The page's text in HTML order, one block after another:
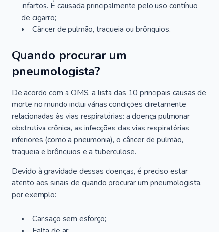
infartos. É causada principalmente pelo uso contínuo
de cigarro;
Câncer de pulmão, traqueia ou brônquios.
Quando procurar um
pneumologista?
De acordo com a OMS, a lista das 10 principais causas de
morte no mundo inclui várias condições diretamente
relacionadas às vias respiratórias: a doença pulmonar
obstrutiva crônica, as infecções das vias respiratórias
inferiores (como a pneumonia), o câncer de pulmão,
traqueia e brônquios e a tuberculose.
Devido à gravidade dessas doenças, é preciso estar
atento aos sinais de quando procurar um pneumologista,
por exemplo:
Cansaço sem esforço;